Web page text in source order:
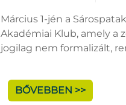
Március 1-jén a
Akadémiai Klub, amely
jogilag nem formalizált,
BŐVEBBEN >>